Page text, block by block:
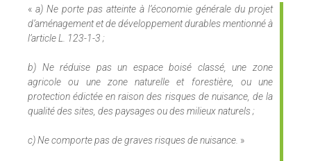
« a) Ne porte pas atteinte à l’économie générale du projet
d’aménagement et de développement durables mentionné à
l’article L. 123-1-3 ;
b) Ne réduise pas un espace boisé classé, une zone
agricole ou une zone naturelle et forestière, ou une
protection édictée en raison des risques de nuisance, de la
qualité des sites, des paysages ou des milieux naturels ;
c) Ne comporte pas de graves risques de nuisance. »